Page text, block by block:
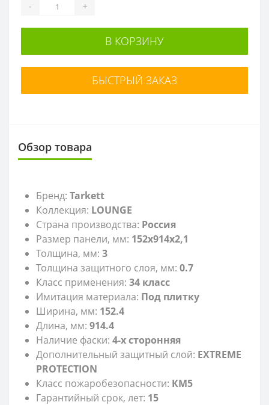
- +
В КОРЗИНУ
БЫСТРЫЙ ЗАКАЗ
Обзор товара
Бренд: Tarkett
Коллекция: LOUNGE
Страна производства: Россия
Размер панели, мм: 152x914x2,1
Толщина, мм: 3
Толщина защитного слоя, мм: 0.7
Класс применения: 34 класс
Имитация материала: Под плитку
Ширина, мм: 152.4
Длина, мм: 914.4
Наличие фаски: 4-х сторонняя
Дополнительный защитный слой: EXTREME
PROTECTION
Класс пожаробезопасности: КМ5
Гарантийный срок, лет: 15